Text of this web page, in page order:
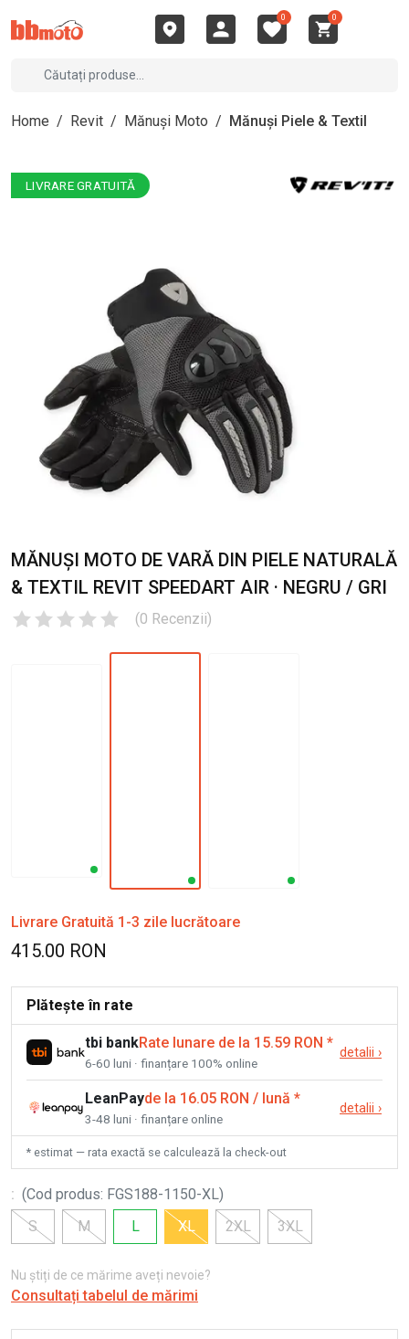
0 0
Home / Revit / Mănuși Moto / Mănuși Piele & Textil
LIVRARE GRATUITĂ
MĂNUȘI MOTO DE VARĂ DIN PIELE NATURALĂ
& TEXTIL REVIT SPEEDART AIR · NEGRU / GRI
(0 Recenzii)
Livrare Gratuită 1-3 zile lucrătoare
415.00 RON
Plătește în rate
tbi bankRate lunare de la 15.59 RON *
6-60 luni · finanțare 100% online
detalii ›
LeanPayde la 16.05 RON / lună *
3-48 luni · finanțare online
detalii ›
* estimat — rata exactă se calculează la check-out
: (Cod produs: FGS188-1150-XL)
S
M L XL 2XL 3XL
Nu știți de ce mărime aveți nevoie?
Consultați tabelul de mărimi